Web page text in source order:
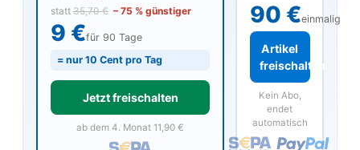
90 €einmalig
Artikel
freischalten
Kein Abo,
endet
automatisch
statt 35,70 € – 75 % günstiger
9 €für 90 Tage
= nur 10 Cent pro Tag
Jetzt freischalten
ab dem 4. Monat 11,90 €